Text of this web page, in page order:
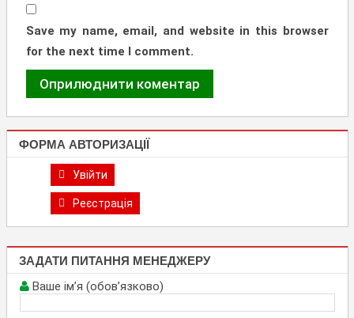
Save my name, email, and website in this browser
for the next time I comment.
ФОРМА АВТОРИЗАЦІЇ
Увійти
Реєстрація
ЗАДАТИ ПИТАННЯ МЕНЕДЖЕРУ
Ваше ім’я (обов’язково)